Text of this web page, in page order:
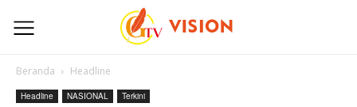
Beranda Headline
Headline NASIONAL Terkini